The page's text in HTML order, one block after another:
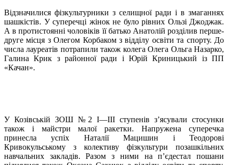
Відзначилися фізкультурники з селищної ради і в змаганнях
шашкістів. У суперечці жінок не було рівних Ользі Джоджак.
А в протистоянні чоловіків її батько Анатолій розділив перше-
друге місця з Олегом Корбаком з відділу освіти та спорту. До
числа лауреатів потрапили також колега Олега Ольга Назарко,
Галина Крик з районної ради і Юрій Криницький із ПП
«Качан».
У Козівській ЗОШ №2 I—III ступенів з’ясували стосунки
також і майстри малої ракетки. Напружена суперечка
принесла успіх Наталії Мацишин і Теодорові
Кривокульському з колективу фізкультури позашкільних
навчальних закладів. Разом з ними на п’єдестал пошани